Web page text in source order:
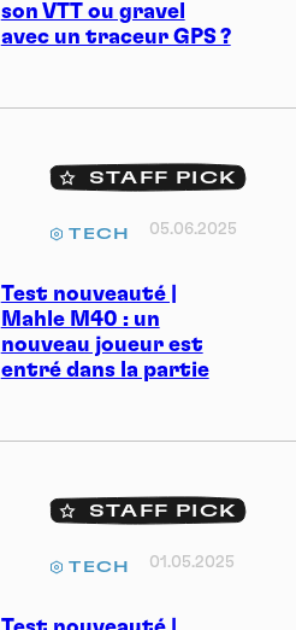
son VTT ou gravel
avec un traceur GPS ?
Test nouveauté |
Mahle M40 : un
nouveau joueur est
entré dans la partie
STAFF PICK
TECH 05.06.2025
STAFF PICK
TECH 01.05.2025